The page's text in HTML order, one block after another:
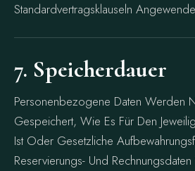
Standardvertragsklauseln
7. Speicherdauer
Personenbezogene Daten Werden
Gespeichert, Wie Es Für Den
Ist Oder Gesetzliche
Reservierungs- Und